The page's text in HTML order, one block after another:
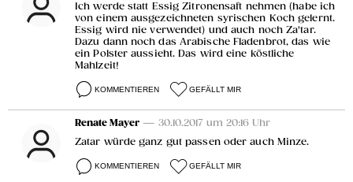
Ich werde statt Essig Zitronensaft nehmen (habe ich
von einem ausgezeichneten syrischen Koch gelernt.
Essig wird nie verwendet) und auch noch Za'tar.
Dazu dann noch das Arabische Fladenbrot, das wie
ein Polster aussieht. Das wird eine köstliche
Mahlzeit!
KOMMENTIEREN GEFÄLLT MIR
Renate Mayer — 30.10.2017 um 20:16 Uhr
Zatar würde ganz gut passen oder auch Minze.
KOMMENTIEREN GEFÄLLT MIR